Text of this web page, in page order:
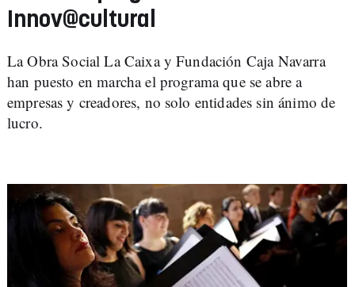
Innov@cultural
La Obra Social La Caixa y Fundación Caja Navarra
han puesto en marcha el programa que se abre a
empresas y creadores, no solo entidades sin ánimo de
lucro.